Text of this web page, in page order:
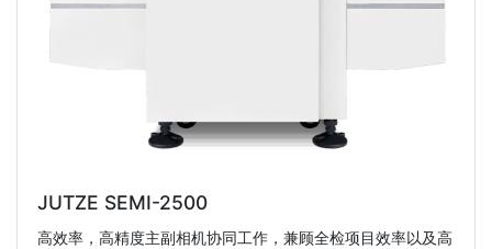
JUTZE SEMI-2500
高效率，高精度主副相机协同工作，兼顾全检项目效率以及高